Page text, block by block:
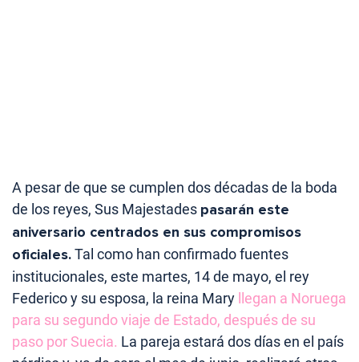
A pesar de que se cumplen dos décadas de la boda
de los reyes, Sus Majestades pasarán este
aniversario centrados en sus compromisos
oficiales.Tal como han confirmado fuentes
institucionales, este martes, 14 de mayo, el rey
Federico y su esposa, la reina Mary llegan a Noruega
para su segundo viaje de Estado, después de su
paso por Suecia. La pareja estará dos días en el país